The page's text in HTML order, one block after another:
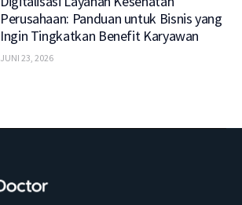
Perusahaan: Panduan untuk Bisnis yang
Ingin Tingkatkan Benefit Karyawan
JUNI 23, 2026